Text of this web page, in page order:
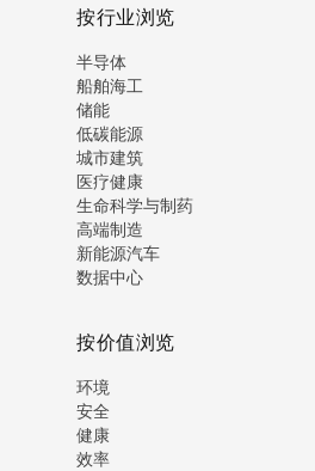
按行业浏览
半导体
船舶海工
储能
低碳能源
城市建筑
医疗健康
生命科学与制药
高端制造
新能源汽车
数据中心
按价值浏览
环境
安全
健康
效率